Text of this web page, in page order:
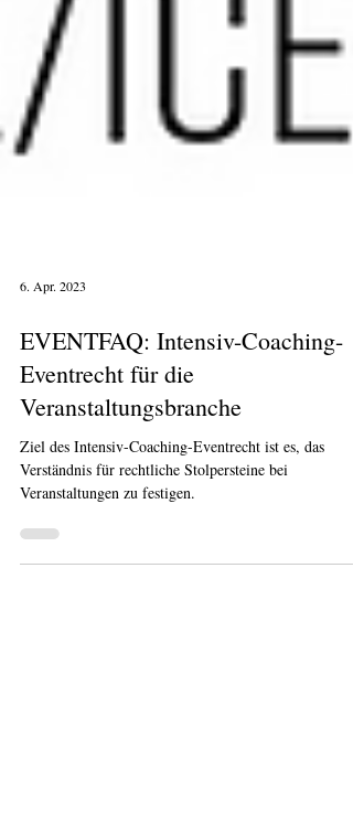
6. Apr. 2023
EVENTFAQ: Intensiv-Coaching-
Eventrecht für die
Veranstaltungsbranche
Ziel des Intensiv-Coaching-Eventrecht ist es, das
Veranstaltungen zu festigen.